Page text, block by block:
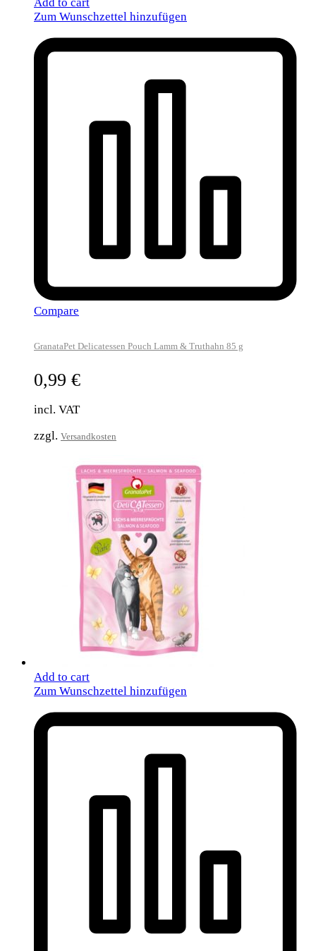
Zum Wunschzettel hinzufügen
Compare
GranataPet Delicatessen Pouch Lamm & Truthahn 85 g
0,99 €
incl. VAT
zzgl. Versandkosten
Add to cart
Zum Wunschzettel hinzufügen